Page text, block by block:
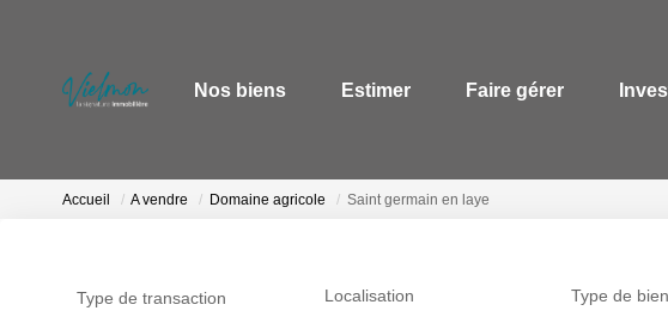
Nos biens Estimer Faire gérer
Accueil A vendre Domaine agricole Saint germain en laye
Type de transaction Localisation Type de bien